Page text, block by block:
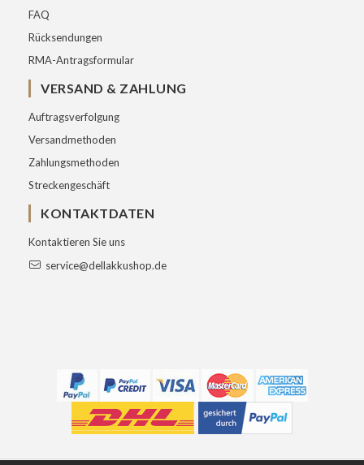
FAQ
Rücksendungen
RMA-Antragsformular
VERSAND & ZAHLUNG
Auftragsverfolgung
Versandmethoden
Zahlungsmethoden
Streckengeschäft
KONTAKTDATEN
Kontaktieren Sie uns
service@dellakkushop.de